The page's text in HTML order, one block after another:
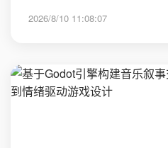
2026/8/10 11:08:07